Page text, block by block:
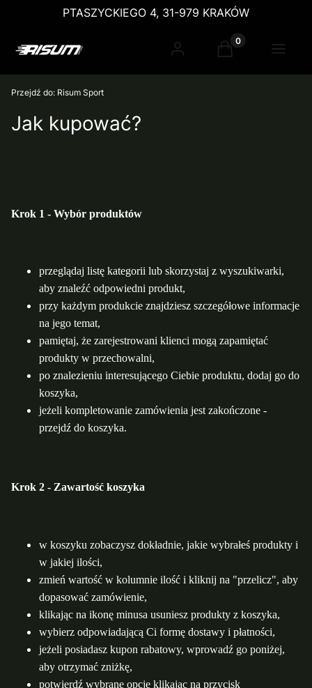
PTASZYCKIEGO 4, 31-979 KRAKÓW
Zaloguj sięProdukty w
Koszyk Menu
Przejdź do: Risum Sport
Jak kupować?
Krok 1 - Wybór produktów
przeglądaj listę kategorii lub skorzystaj z wyszukiwarki,
aby znaleźć odpowiedni produkt,
przy każdym produkcie znajdziesz szczegółowe informacje
na jego temat,
pamiętaj, że zarejestrowani klienci mogą zapamiętać
produkty w przechowalni,
po znalezieniu interesującego Ciebie produktu, dodaj go do
koszyka,
jeżeli kompletowanie zamówienia jest zakończone -
przejdź do koszyka.
Krok 2 - Zawartość koszyka
w koszyku zobaczysz dokładnie, jakie wybrałeś produkty i
w jakiej ilości,
zmień wartość w kolumnie ilość i kliknij na "przelicz", aby
dopasować zamówienie,
klikając na ikonę minusa usuniesz produkty z koszyka,
wybierz odpowiadającą Ci formę dostawy i płatności,
jeżeli posiadasz kupon rabatowy, wprowadź go poniżej,
aby otrzymać zniżkę,
potwierdź wybrane opcje klikając na przycisk